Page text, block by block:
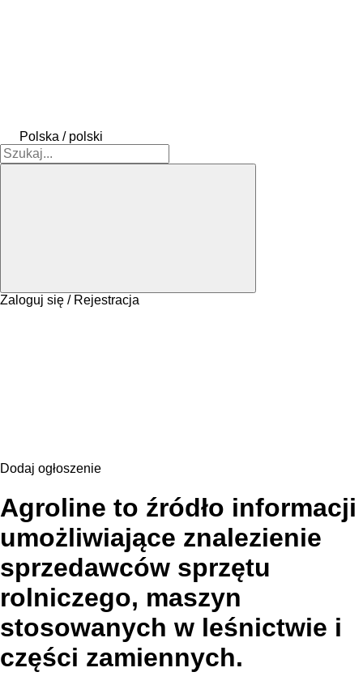
Polska / polski
Zaloguj się / Rejestracja
Dodaj ogłoszenie
Agroline to źródło informacji
umożliwiające znalezienie
sprzedawców sprzętu
rolniczego, maszyn
stosowanych w leśnictwie i
części zamiennych.